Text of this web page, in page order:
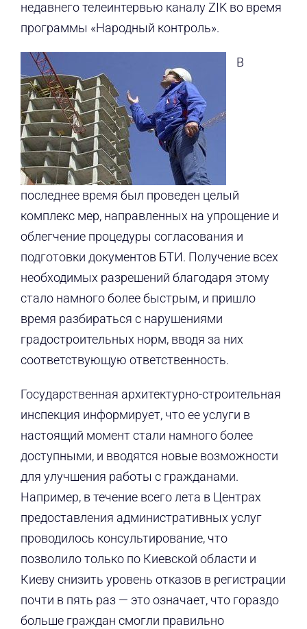
недавнего телеинтервью каналу ZIK во время
программы «Народный контроль».
В
последнее время был проведен целый
комплекс мер, направленных на упрощение и
облегчение процедуры согласования и
подготовки документов БТИ. Получение всех
необходимых разрешений благодаря этому
стало намного более быстрым, и пришло
время разбираться с нарушениями
градостроительных норм, вводя за них
соответствующую ответственность.
Государственная архитектурно-строительная
инспекция информирует, что ее услуги в
настоящий момент стали намного более
доступными, и вводятся новые возможности
для улучшения работы с гражданами.
Например, в течение всего лета в Центрах
предоставления административных услуг
проводилось консультирование, что
позволило только по Киевской области и
Киеву снизить уровень отказов в регистрации
почти в пять раз — это означает, что гораздо
больше граждан смогли правильно